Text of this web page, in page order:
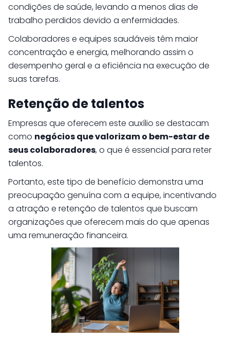
condições de saúde, levando a menos dias de
trabalho perdidos devido a enfermidades.
Colaboradores e equipes saudáveis têm maior
concentração e energia, melhorando assim o
desempenho geral e a eficiência na execução de
suas tarefas.
Retenção de talentos
Empresas que oferecem este auxílio se destacam
como negócios que valorizam o bem-estar de
seus colaboradores, o que é essencial para reter
talentos.
Portanto, este tipo de benefício demonstra uma
preocupação genuína com a equipe, incentivando
a atração e retenção de talentos que buscam
organizações que oferecem mais do que apenas
uma remuneração financeira.